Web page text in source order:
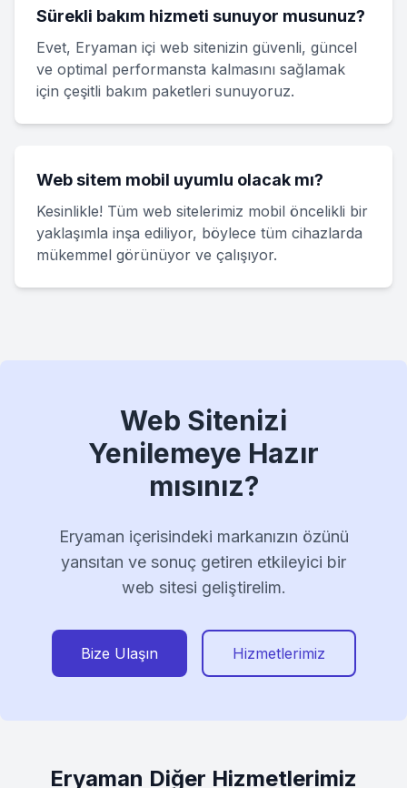
Sürekli bakım hizmeti sunuyor musunuz?
Evet, Eryaman içi web sitenizin güvenli, güncel
ve optimal performansta kalmasını sağlamak
için çeşitli bakım paketleri sunuyoruz.
Web sitem mobil uyumlu olacak mı?
Kesinlikle! Tüm web sitelerimiz mobil öncelikli bir
yaklaşımla inşa ediliyor, böylece tüm cihazlarda
mükemmel görünüyor ve çalışıyor.
Web Sitenizi
Yenilemeye Hazır
mısınız?
Eryaman içerisindeki markanızın özünü
yansıtan ve sonuç getiren etkileyici bir
web sitesi geliştirelim.
Bize Ulaşın Hizmetlerimiz
Eryaman Diğer Hizmetlerimiz